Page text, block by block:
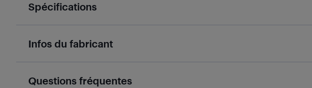
Spécifications
Infos du fabricant
Questions fréquentes